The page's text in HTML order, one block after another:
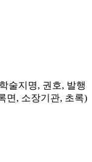
술지명, 권호, 발행
면, 소장기관, 초록)